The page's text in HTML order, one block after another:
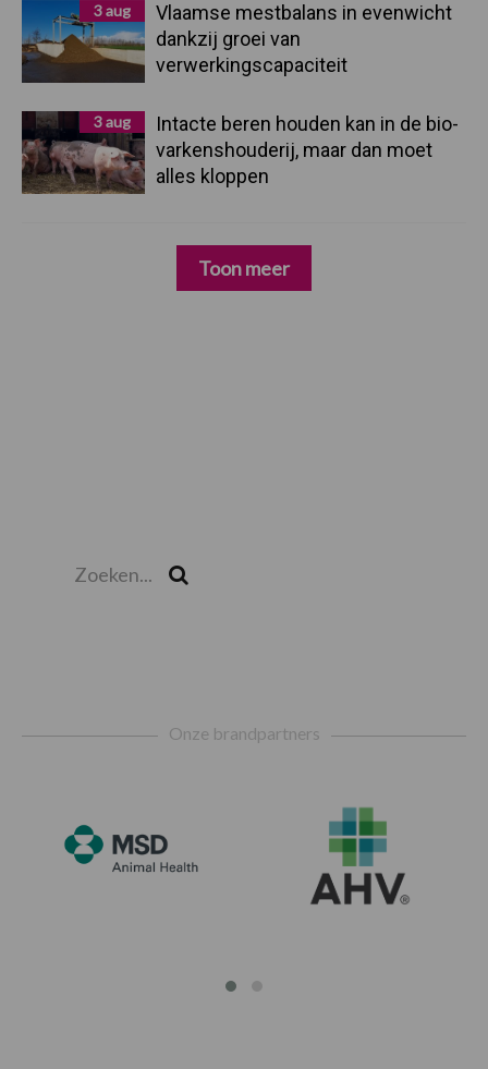
3 aug
Vlaamse mestbalans in evenwicht
dankzij groei van
verwerkingscapaciteit
3 aug
Intacte beren houden kan in de bio-
varkenshouderij, maar dan moet
alles kloppen
Toon meer
Onze brandpartners